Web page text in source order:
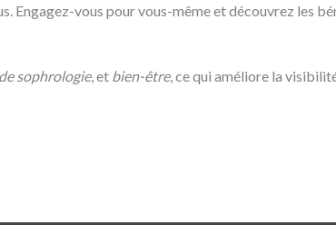
Engagez-vous pour vous-même et découvrez les
sophrologie, et bien-être, ce qui améliore la